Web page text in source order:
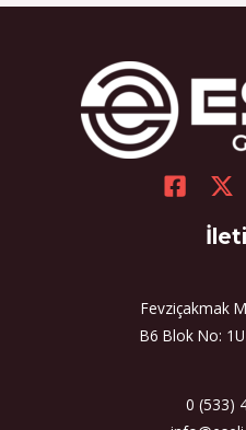
Fevziçakmak
B6 Blok No:
0 (533)